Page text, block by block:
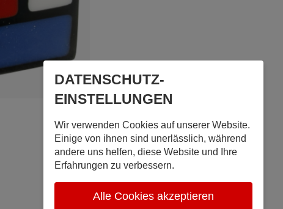
DATENSCHUTZ­
EINSTELLUNGEN
Wir verwenden Cookies auf unserer Website.
Einige von ihnen sind unerlässlich, während
andere uns helfen, diese Website und Ihre
Erfahrungen zu verbessern.
Alle Cookies akzeptieren